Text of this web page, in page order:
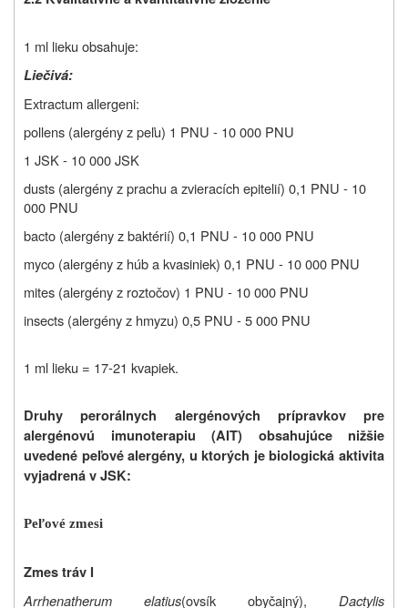
1 ml lieku obsahuje:
Liečivá:
Extractum allergeni:
pollens (alergény z peľu) 1 PNU - 10 000 PNU
1 JSK - 10 000 JSK
dusts (alergény z prachu a zvieracích epitelií) 0,1 PNU - 10
000 PNU
bacto (alergény z baktérií) 0,1 PNU - 10 000 PNU
myco (alergény z húb a kvasiniek) 0,1 PNU - 10 000 PNU
mites (alergény z roztočov) 1 PNU - 10 000 PNU
insects (alergény z hmyzu) 0,5 PNU ‑ 5 000 PNU
1 ml lieku = 17-21 kvapiek.
Druhy perorálnych alergénových prípravkov pre
alergénovú imunoterapiu (AIT) obsahujúce nižšie
uvedené peľové alergény, u ktorých je biologická aktivita
vyjadrená v JSK:
Peľové zmesi
Zmes tráv I
Arrhenatherum elatius(ovsík obyčajný),
Dactylis